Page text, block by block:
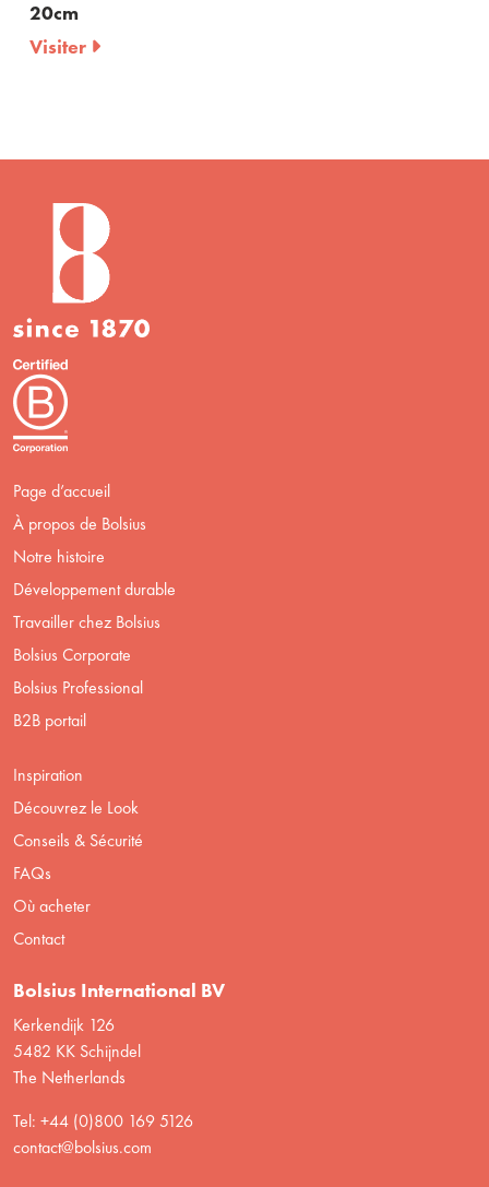
Page d’accueil
À propos de Bolsius
Notre histoire
Développement durable
Travailler chez Bolsius
Bolsius Corporate
Bolsius Professional
B2B portail
Inspiration
Découvrez le Look
Conseils & Sécurité
FAQs
Où acheter
Contact
Bolsius International BV
Kerkendijk 126
5482 KK Schijndel
The Netherlands
Tel: +44 (0)800 169 5126
contact@bolsius.com